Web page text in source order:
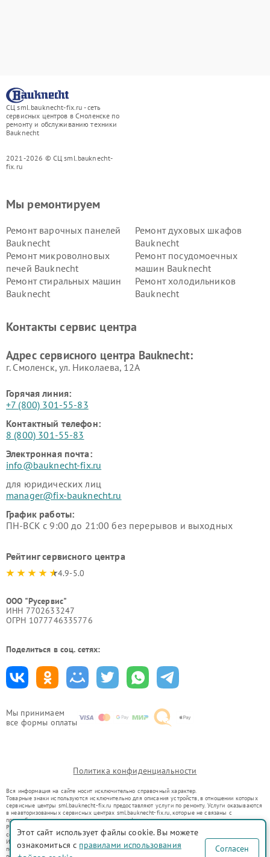
СЦ sml.bauknecht-fix.ru - сеть
сервисных центров в Смоленске по
ремонту и обслуживанию техники
Bauknecht
2021-2026 © СЦ sml.bauknecht-
fix.ru
Мы принимаем
все формы оплаты
Мы ремонтируем
Ремонт варочных панелей
Bauknecht
Ремонт духовых шкафов
Bauknecht
Ремонт микроволновых
печей Bauknecht
Ремонт посудомоечных
машин Bauknecht
Ремонт стиральных машин
Bauknecht
Ремонт холодильников
Bauknecht
Контакты сервис центра
Адрес сервисного центра Bauknecht:
г. Смоленск, ул. Николаева, 12А
Горячая линия:
+7 (800) 301-55-83
Контактный телефон:
8 (800) 301-55-83
Электронная почта:
info@bauknecht-fix.ru
для юридических лиц
manager@fix-bauknecht.ru
График работы:
ПН-ВСК с 9:00 до 21:00 без перерывов и выходных
Рейтинг сервисного центра
4.9-5.0
ООО "Русервис"
ИНН 7702633247
ОГРН 1077746335776
Поделиться в соц. сетях:
Политика конфиденциальности
Вся информация на сайте носит исключительно справочный характер.
Товарные знаки используются исключительно для описания устройств, в отношении которых
сервисные центры sml.bauknecht-fix.ru предоставляют услуги по ремонту. Услуги оказываются
в неавторизованных сервисных центрах sml.bauknecht-fix.ru, которые не связаны с
правообладателями товарных знаков или их официальными представителями.
Ремонт осуществляется для устройств, уже введенных в гражданский оборот в соответствии
со статьей 1487 ГК РФ.
Использование товарных знаков не преследует цели индивидуализации услуг или введения
потребителей в заблуждение, а служит для информирования о предоставляемых услугах по
Этот сайт использует файлы cookie. Вы можете
ознакомиться с правилами использования
Согласен